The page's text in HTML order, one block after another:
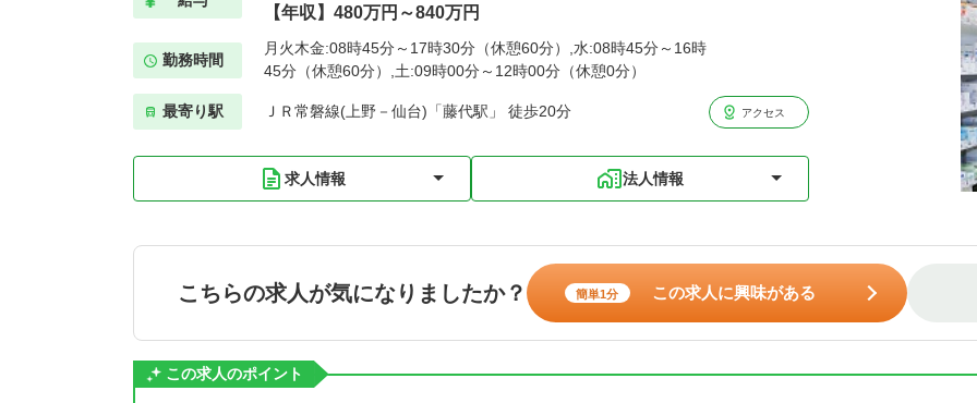
【年収】480万円～840万円
勤務時間
月火木金:08時45分～17時30分（休憩60分）,水:08時45分～16時
45分（休憩60分）,土:09時00分～12時00分（休憩0分）
最寄り駅 ＪＲ常磐線(上野－仙台)「藤代駅」 徒歩20分 アクセス
求人情報 法人情報
こちらの求人が気になりましたか？ 簡単1分 この求人に興味がある
この求人のポイント